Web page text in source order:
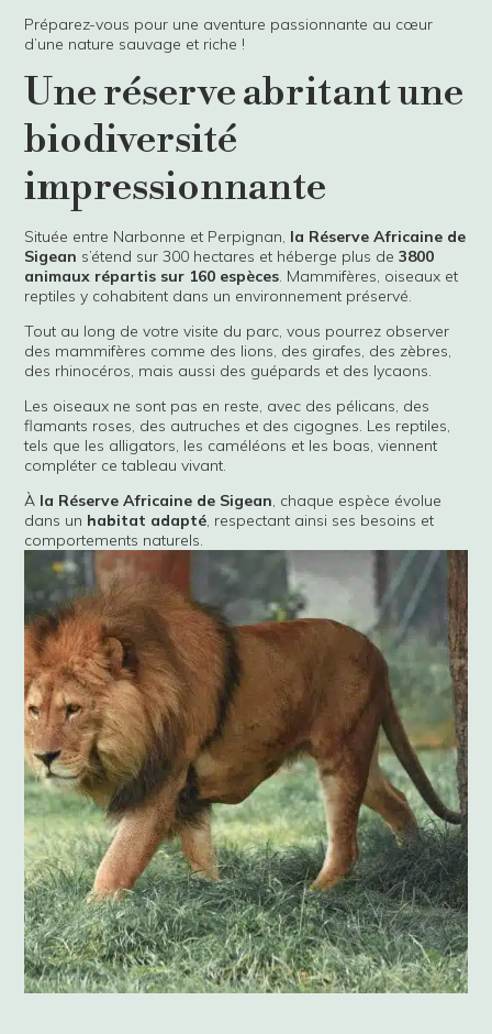
Préparez-vous pour une aventure passionnante au cœur
d’une nature sauvage et riche !
Une réserve abritant une
biodiversité
impressionnante
Située entre Narbonne et Perpignan, la Réserve Africaine de
Sigean s’étend sur 300 hectares et héberge plus de3800
animaux répartis sur 160 espèces. Mammifères, oiseaux et
reptiles y cohabitent dans un environnement préservé.
Tout au long de votre visite du parc, vous pourrez observer
des mammifères comme des lions, des girafes, des zèbres,
des rhinocéros, mais aussi des guépards et des lycaons.
Les oiseaux ne sont pas en reste, avec des pélicans, des
flamants roses, des autruches et des cigognes. Les reptiles,
tels que les alligators, les caméléons et les boas, viennent
compléter ce tableau vivant.
À la Réserve Africaine de Sigean, chaque espèce évolue
dans un habitat adapté, respectant ainsi ses besoins et
comportements naturels.